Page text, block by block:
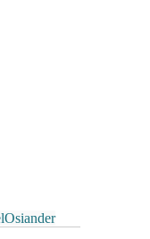
Osiander